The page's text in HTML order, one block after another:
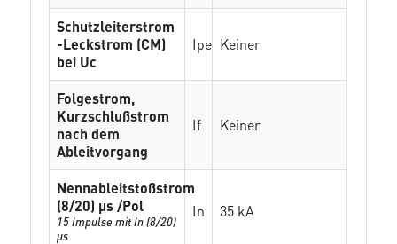
Schutzleiterstrom
-Leckstrom (CM)
bei Uc
Ipe Keiner
Folgestrom,
Kurzschlußstrom
nach dem
Ableitvorgang
If Keiner
Nennableitstoßstrom
(8/20) µs /Pol
15 Impulse mit In (8/20)
µs
In 35 kA